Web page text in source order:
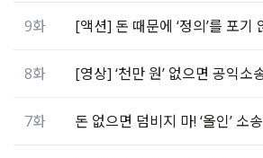
9화
8화 [영상] ‘천만 원’ 없으면 공익소
7화 돈 없으면 덤비지 마! ‘올인’ 소